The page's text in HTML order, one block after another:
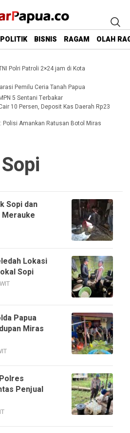
POLITIK BISNIS RAGAM OLAH
Polri Patroli 2×24 jam di Kota
Pemilu Ceria Tanah Papua
5 Sentani Terbakar
10 Persen, Deposit Kas Daerah Rp23
Polisi Amankan Ratusan Botol Miras
Sopi
Sopi dan
Merauke
Lokasi
Sopi
Papua
Miras
Penjual